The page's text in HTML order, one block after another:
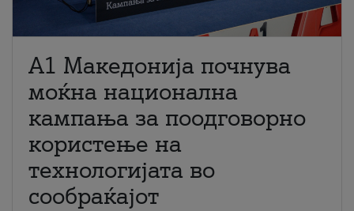
A1 Македонија почнува
моќна национална
кампања за поодговорно
користење на
технологијата во
сообраќајот